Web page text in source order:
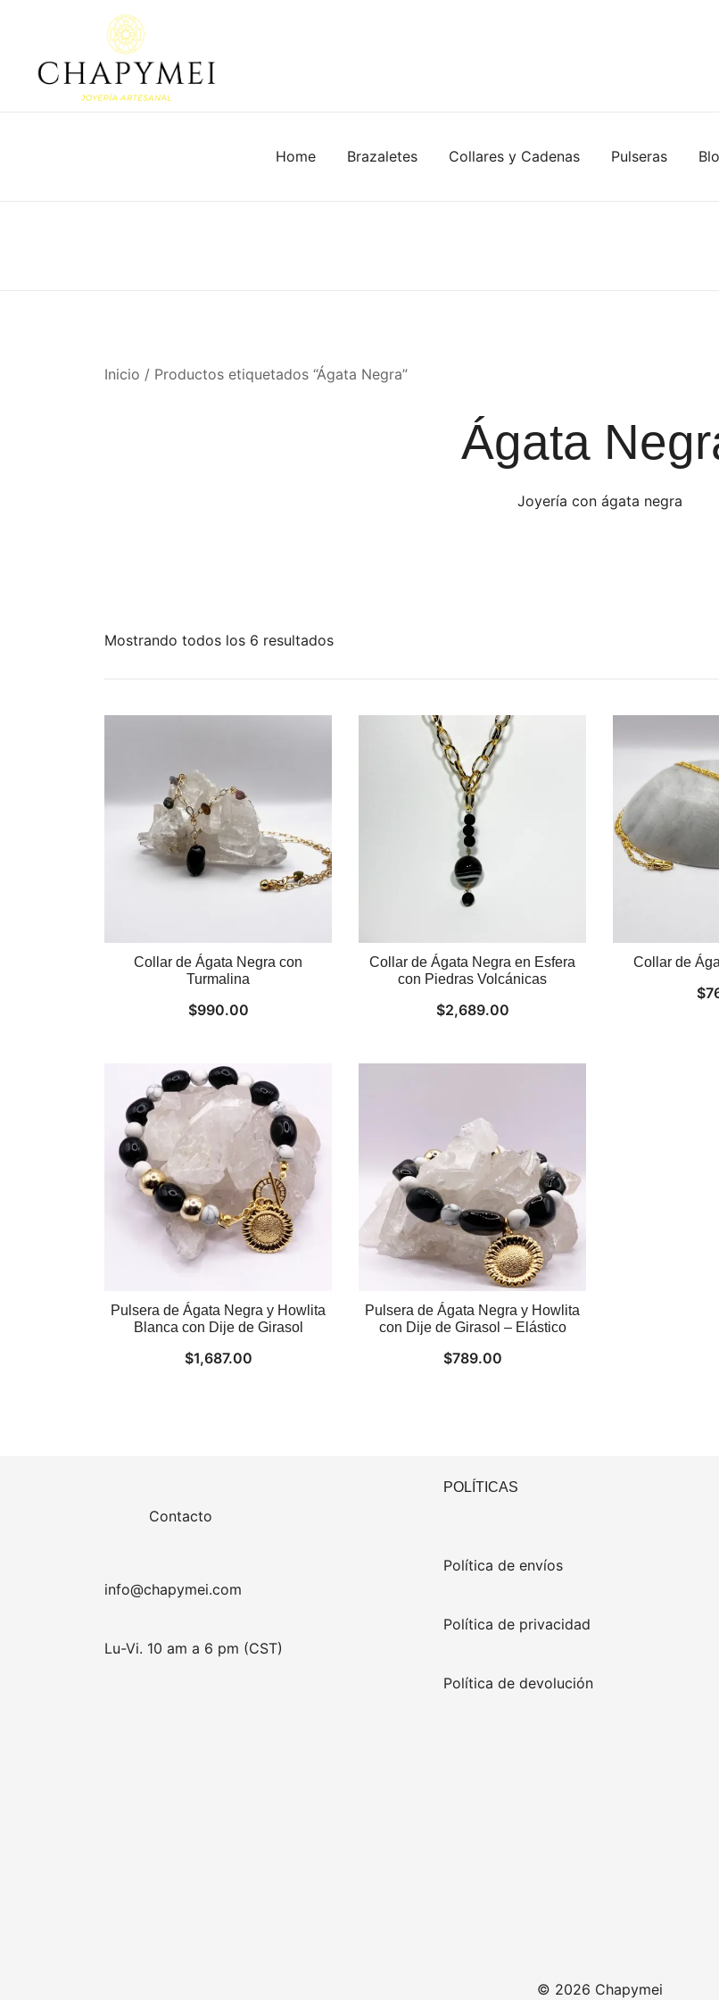
content
Home Brazaletes Collares y Cadenas Pulseras
Inicio / Productos etiquetados “Ágata Negra”
Ágata
Joyería con ágata negra
Mostrando todos los 6 resultados
Collar de Ágata Negra con
Turmalina
$990.00
Collar de Ágata Negra en Esfera
con Piedras Volcánicas
$2,689.00
Collar de
$
Pulsera de Ágata Negra y Howlita
Blanca con Dije de Girasol
$1,687.00
Pulsera de Ágata Negra y Howlita
con Dije de Girasol – Elástico
$789.00
Contacto
info@chapymei.com
Lu-Vi. 10 am a 6 pm (CST)
POLÍTICAS
Política de envíos
Política de privacidad
Política de devolución
© 2026 Chapymei